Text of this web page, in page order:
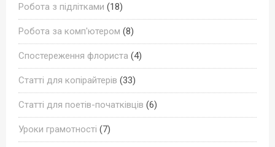
Робота з підлітками (18)
Робота за комп'ютером (8)
Спостереження флориста (4)
Статті для копірайтерів (33)
Статті для поетів-початківців (6)
Уроки грамотності (7)